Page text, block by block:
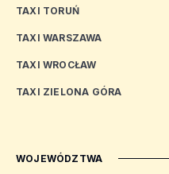
TAXI TORUŃ
TAXI WARSZAWA
TAXI WROCŁAW
TAXI ZIELONA GÓRA
WOJEWÓDZTWA